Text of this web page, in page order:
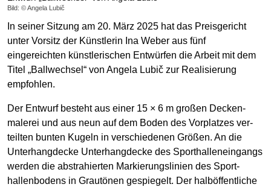
Bild: © Angela Lubič
In seiner Sitzung am 20. März 2025 hat das Preisgericht
unter Vorsitz der Künstlerin Ina Weber aus fünf
eingereichten künst­lerischen Entwürfen die Arbeit mit dem
Titel „Ballwechsel“ von Angela Lubič zur Realisierung
empfohlen.
Der Entwurf besteht aus einer 15 × 6 m großen Decken­
malerei und aus neun auf dem Boden des Vor­platzes ver­
teilten bunten Kugeln in verschie­denen Größen. An die
Unter­hang­decke Unter­hang­decke des Sport­hallen­eingangs
werden die abstrahierten Markierungs­linien des Sport­
hallen­bodens in Grau­tönen gespiegelt. Der halb­öffentliche